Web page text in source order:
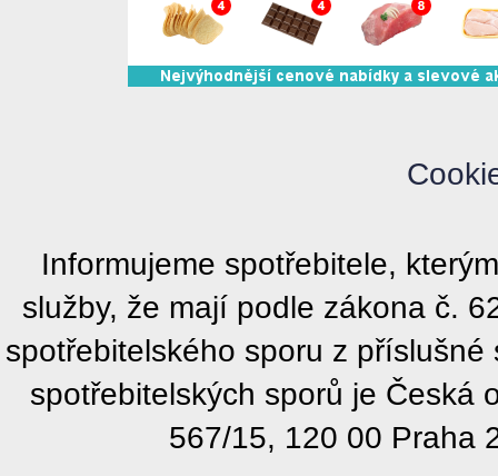
Informujeme spotřebitele,
služby, že mají podle zákona č.
spotřebitelského sporu z
spotřebitelských sporů je Česká
567/15, 120 00 Praha